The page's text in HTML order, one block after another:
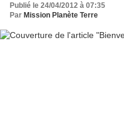
Publié le 24/04/2012 à 07:35
Par Mission Planète Terre